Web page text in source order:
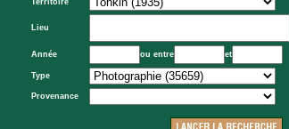
Territoire
Lieu
Année ou entre et
Type
Provenance